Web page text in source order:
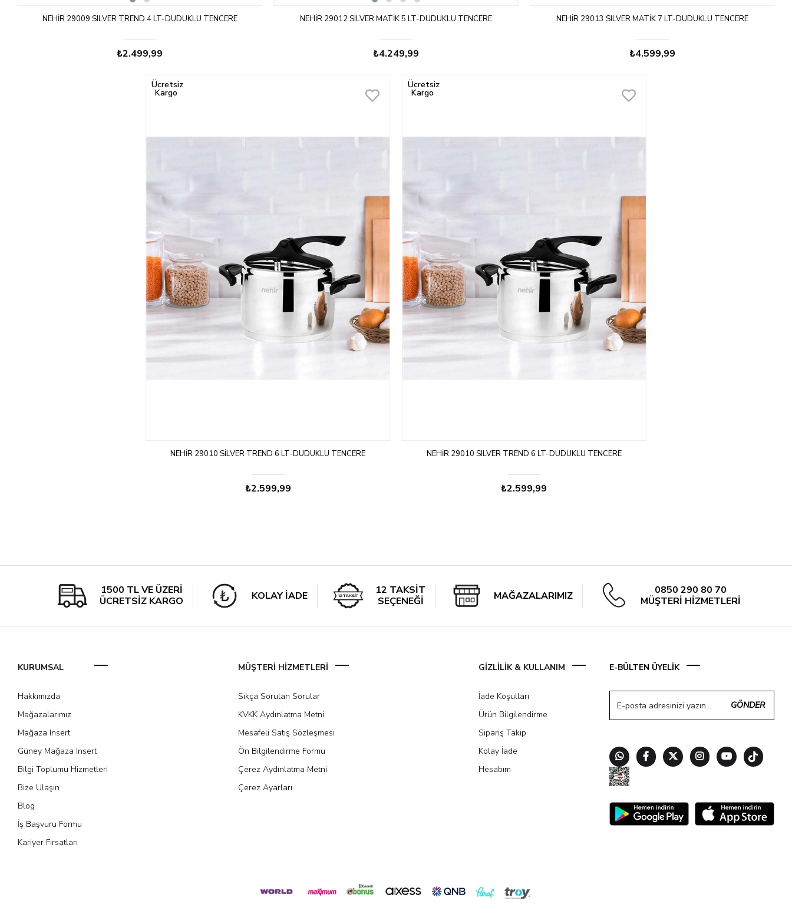
NEHIR 29009 SILVER TREND 4 LT-DÜDÜKLÜ TENCERE
₺2.499,99
NEHIR 29012 SILVER MATIK 5 LT-DÜDÜKLÜ TENCERE
₺4.249,99
NEHIR 29013 SILVER MATIK 7 LT-DÜDÜKLÜ TENCERE
₺4.599,99
NEHIR 29010 SILVER TREND 6 LT-DÜDÜKLÜ TENCERE
₺2.599,99
Ücretsiz
Kargo
NEHIR 29010 SILVER TREND 6 LT-DÜDÜKLÜ TENCERE
₺2.599,99
Ücretsiz
Kargo
1500 TL VE ÜZERİ
ÜCRETSİZ KARGO
KOLAY İADE
12 TAKSİT
SEÇENEĞİ
MAĞAZALARIMIZ
0850 290 80 70
MÜŞTERİ HİZMETLERİ
KURUMSAL
Hakkımızda
Mağazalarımız
Mağaza Insert
Güney Mağaza Insert
Bilgi Toplumu Hizmetleri
Bize Ulaşın
Blog
İş Başvuru Formu
Kariyer Fırsatları
MÜŞTERİ HİZMETLERİ
Sıkça Sorulan Sorular
KVKK Aydınlatma Metni
Mesafeli Satış Sözleşmesi
Ön Bilgilendirme Formu
Çerez Aydınlatma Metni
Çerez Ayarları
GİZLİLİK & KULLANIM
İade Koşulları
Ürün Bilgilendirme
Sipariş Takip
Kolay İade
Hesabım
E-BÜLTEN ÜYELİK
GÖNDER